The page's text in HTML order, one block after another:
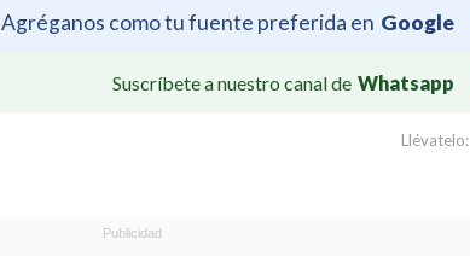
Agréganos como tu fuente preferida en Google
Suscríbete a nuestro canal de Whatsapp
Llévatelo: